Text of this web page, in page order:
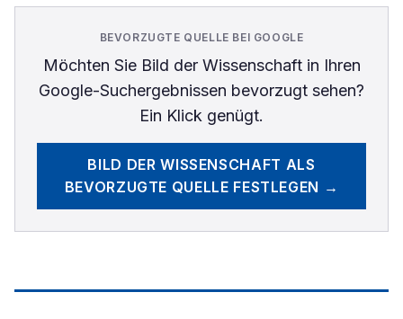
BEVORZUGTE QUELLE BEI GOOGLE
Möchten Sie Bild der Wissenschaftin Ihren
Google-Suchergebnissen bevorzugt sehen?
Ein Klick genügt.
BILD DER WISSENSCHAFT ALS
BEVORZUGTE QUELLE FESTLEGEN →